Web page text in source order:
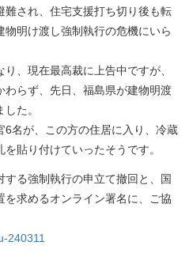
され、住宅支援打ち切り後も転
物明け渡し強制執行の危機にいら
、現在最高裁に上告中ですが、
らず、先日、福島県が建物明渡
た。
6名が、この方の住居に入り、冷蔵
貼り付けていったそうです。
する強制執行の申立て撤回と、国
求めるオンライン署名に、ご協
240311